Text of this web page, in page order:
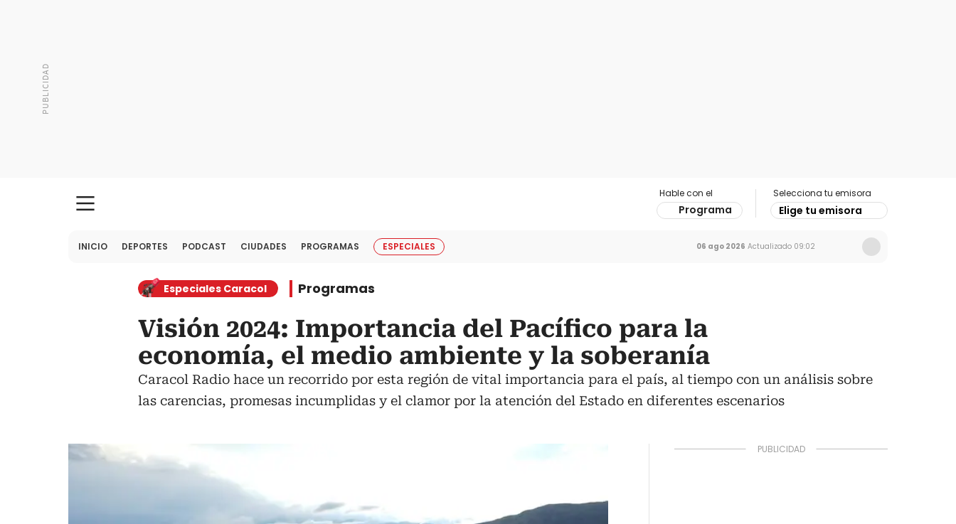
Hable con el
Programa
Selecciona tu emisora
Elige tu emisora
INICIO DEPORTES PODCAST CIUDADES PROGRAMAS ESPECIALES 06 ago 2026 Actualizado 09:02
Especiales Caracol Programas
Visión 2024: Importancia del Pacífico para la
economía, el medio ambiente y la soberanía
Caracol Radio hace un recorrido por esta región de vital importancia para el país, al tiempo con un análisis sobre
las carencias, promesas incumplidas y el clamor por la atención del Estado en diferentes escenarios